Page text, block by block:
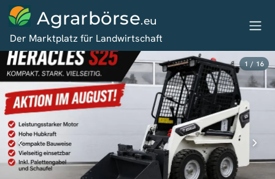
Agrarbörse.eu
Der Marktplatz für Landwirtschaft
1 / 16